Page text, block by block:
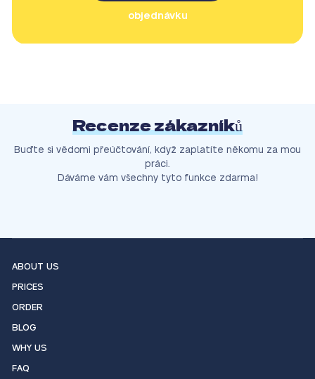
objednávku
Recenze zákazníků
Buďte si vědomi přeúčtování, když zaplatíte někomu za mou
práci.
Dáváme vám všechny tyto funkce zdarma!
ABOUT US
PRICES
ORDER
BLOG
WHY US
FAQ